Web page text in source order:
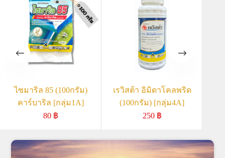
ไซมาริล 85 (100กรัม)
คาร์บาริล [กลุ่ม1A]
80 ฿
เรวิสต้า อิมิดาโคลพริด
(100กรัม) [กลุ่ม4A]
250 ฿